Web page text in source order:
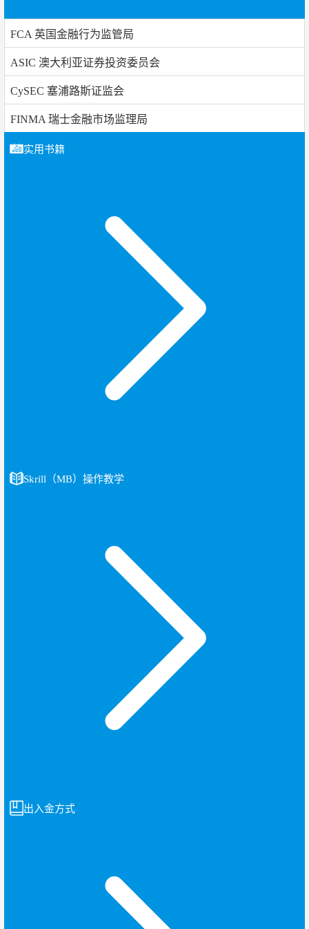
FCA 英国金融行为监管局
ASIC 澳大利亚证券投资委员会
CySEC 塞浦路斯证监会
FINMA 瑞士金融市场监理局
实用书籍
Skrill（MB）操作教学
出入金方式